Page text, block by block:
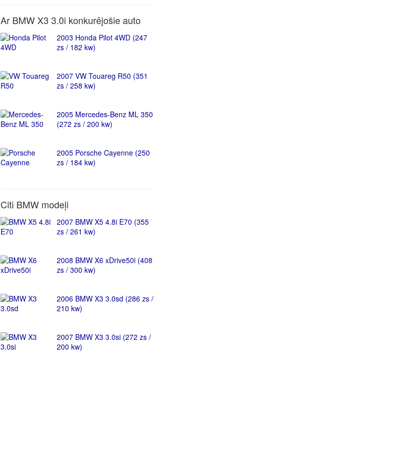
Ar BMW X3 3.0i konkurējošie auto
2003 Honda Pilot 4WD (247
zs / 182 kw)
2007 VW Touareg R50 (351
zs / 258 kw)
2005 Mercedes-Benz ML 350
(272 zs / 200 kw)
2005 Porsche Cayenne (250
zs / 184 kw)
Citi BMW modeļi
2007 BMW X5 4.8i E70 (355
zs / 261 kw)
2008 BMW X6 xDrive50i (408
zs / 300 kw)
2006 BMW X3 3.0sd (286 zs /
210 kw)
2007 BMW X3 3.0si (272 zs /
200 kw)